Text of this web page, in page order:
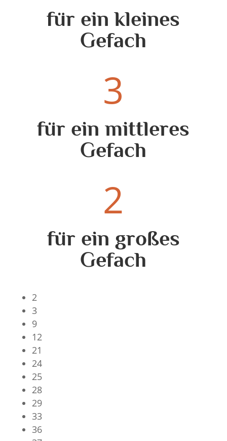
für ein kleines
Gefach
3
für ein mittleres
Gefach
2
für ein großes
Gefach
2
3
9
12
21
24
25
28
29
33
36